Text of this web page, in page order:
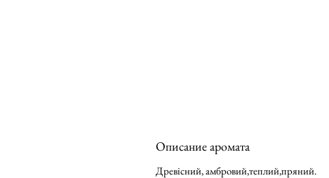
Описание аромата
Древісний, амбровий,теплий,пряний.